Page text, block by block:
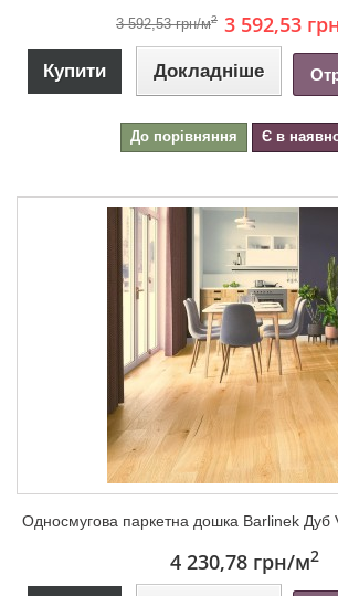
3 592,53 грн/м2 3 592,53
Купити Докладніше
До порівняння Є в
Односмугова паркетна дошка Barlinek Дуб
4 230,78 грн/м2